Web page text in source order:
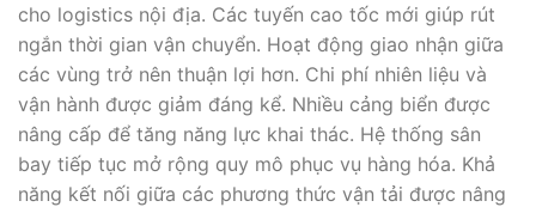
cho logistics nội địa. Các tuyến cao tốc mới giúp rút
ngắn thời gian vận chuyển. Hoạt động giao nhận giữa
các vùng trở nên thuận lợi hơn. Chi phí nhiên liệu và
vận hành được giảm đáng kể. Nhiều cảng biển được
nâng cấp để tăng năng lực khai thác. Hệ thống sân
bay tiếp tục mở rộng quy mô phục vụ hàng hóa. Khả
năng kết nối giữa các phương thức vận tải được nâng